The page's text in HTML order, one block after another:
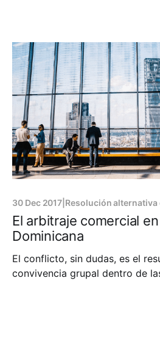
Estado Abierto (COMA)
Política Monetaria (TPM) en
la baja generalizada de las
30 Dec 2017 Resolución
El arbitraje comercial
Dominicana
El conflicto, sin dudas, es el
convivencia grupal dentro de
comerciales. Su solución ha
el Derecho como ciencia y